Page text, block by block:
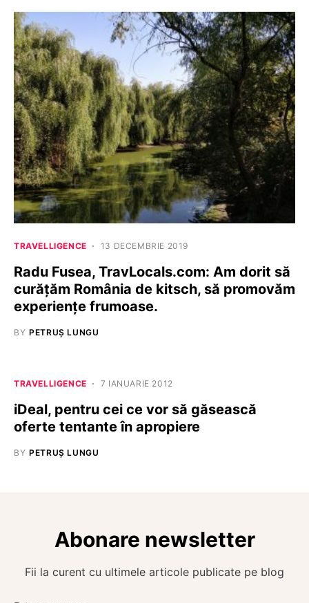
TRAVELLIGENCE 13 DECEMBRIE 2019
Radu Fusea, TravLocals.com: Am dorit să
curățăm România de kitsch, să promovăm
experiențe frumoase.
BY PETRUȘ LUNGU
TRAVELLIGENCE 7 IANUARIE 2012
iDeal, pentru cei ce vor să găsească
oferte tentante în apropiere
BY PETRUȘ LUNGU
Abonare newsletter
Fii la curent cu ultimele articole publicate pe blog